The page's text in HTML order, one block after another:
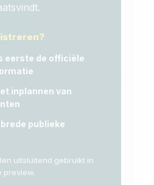
eerste de officiële
inplannen van
publieke
uitsluitend gebruikt in
preview.